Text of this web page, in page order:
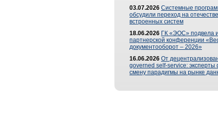
03.07.2026 Системные
обсудили переход на
встроенных систем
18.06.2026 ГК «ЭОС» подвела
партнерской конференции
документооборот – 2026»
16.06.2026 От
governed self-service: эксперты
смену парадигмы на рынке